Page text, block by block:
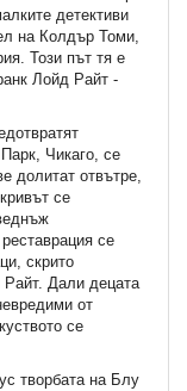
детективи
на Колдър Томи,
Този път тя е
Лойд Райт -
Чикаго, се
долитат отвътре,
се
се
скрито
Дали децата
от
се
творбата на Блу